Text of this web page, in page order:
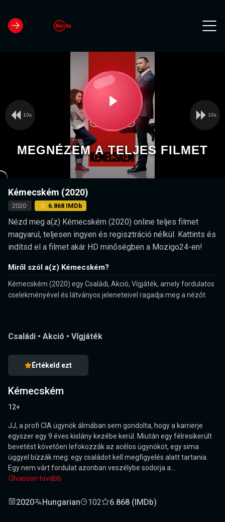
loading.
Play
Video
10s 10s
MEGNÉZEM A TELJES FILMET
Kémecském (2020)
2020 ⭐ 6.868 IMDb
Nézd meg a(z) Kémecském (2020) online teljes filmet
magyarul, teljesen ingyen és regisztráció nélkül. Kattints és
indítsd el a filmet akár HD minőségben a Mozigo24-en!
Miről szól a(z) Kémecském?
Kémecském (2020) egy Családi, Akció, Vígjáték, amely fordulatos
cselekményével és látványos jeleneteivel ragadja meg a nézőt.
Családi • Akció • Vígjáték
Értékeld ezt
Kémecském
12+
JJ, a profi CIA ügynök álmában sem gondolta, hogy a karrierje
egyszer egy 9 éves kislány kezébe kerül. Miután egy félresikerült
bevetést követően lefokozzák az acélos ügynököt, egy sima
üggyel bízzák meg: egy családot kell megfigyelés alatt tartania.
Egy nem várt fordulat azonban veszélybe sodorja a...
Olvasson tovább
2020 Hungarian 102 6.868 (IMDb)